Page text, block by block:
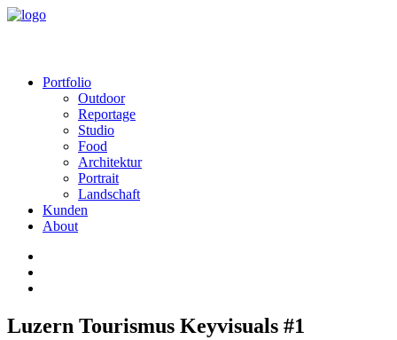
Portfolio
Outdoor
Reportage
Studio
Food
Architektur
Portrait
Landschaft
Kunden
About
Luzern Tourismus Keyvisuals #1